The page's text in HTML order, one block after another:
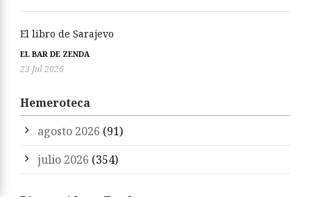
El libro de Sarajevo
EL BAR DE ZENDA
23 Jul 2026
Hemeroteca
agosto 2026 (91)
julio 2026 (354)